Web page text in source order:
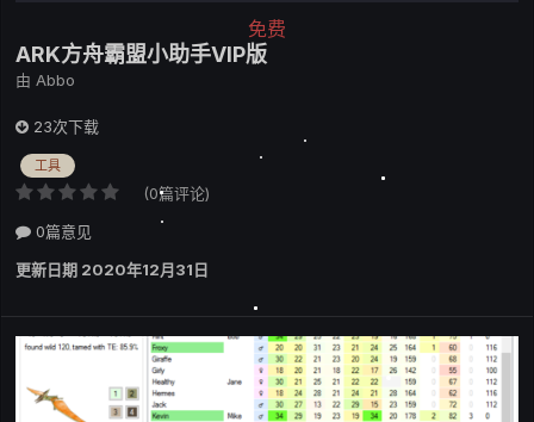
免费
ARK方舟霸盟小助手VIP版
由 Abbo
23次下载
工具
(0篇评论)
0篇意见
更新日期 2020年12月31日